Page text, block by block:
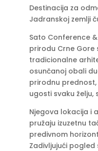
Destinacija za
Jadranskoj zemlji
Sato Conference
prirodu Crne
tradicionalne
osunčanoj obali
prirodnu
ugosti svaku želju,
Njegova lokacija i
pružaju izuzetnu
predivnom
Zadivljujući